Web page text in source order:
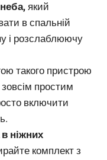
який
в спальній
і розслаблюючу
такого пристрою
простим
включити
ніжних
комплект з